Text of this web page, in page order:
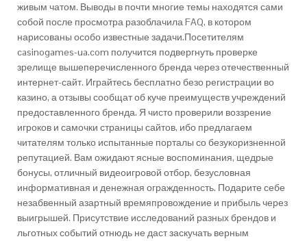
живым чатом. Выводы в почти многие темы находятся сами
собой после просмотра разоблачила FAQ, в котором
нарисованы особо известные задачи.Посетителям
casinogames-ua.com получится подвергнуть проверке
зрелище вышеперечисленного бренда через отечественный
интернет-сайт. Играйтесь бесплатно безо регистрации во
казино, а отзывы сообщат об куче преимуществ учреждений
предоставленного бренда. Я чисто проверили воззрение
игроков и самочки страницы сайтов, ибо предлагаем
читателям только испытанные порталы со безукоризненной
репутацией. Вам ожидают ясные воспоминания, щедрые
бонусы, отличный видеоигровой отбор, безусловная
информативная и денежная огражденность. Подарите себе
незабвенный азартный времяпровождение и прибыль через
выигрышей. Присутствие исследований разных брендов и
льготных событий отнюдь не даст заскучать верным